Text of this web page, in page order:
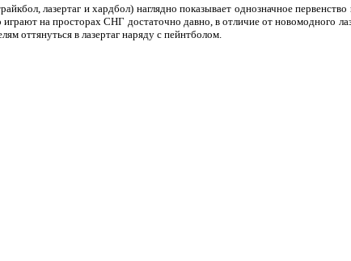
лазертаг и хардбол) наглядно показывает однозначное
играют на просторах СНГ достаточно давно, в отличие от новомодного
оттянуться в лазертаг наряду с пейнтболом.